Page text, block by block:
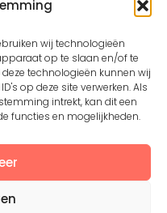
wij technologieën
op te slaan en/of te
technologieën kunnen wij
op deze site verwerken. Als
intrekt, kan dit een
functies en mogelijkheden.
the content by©Silerna
Attribution-
InternationalLicense.